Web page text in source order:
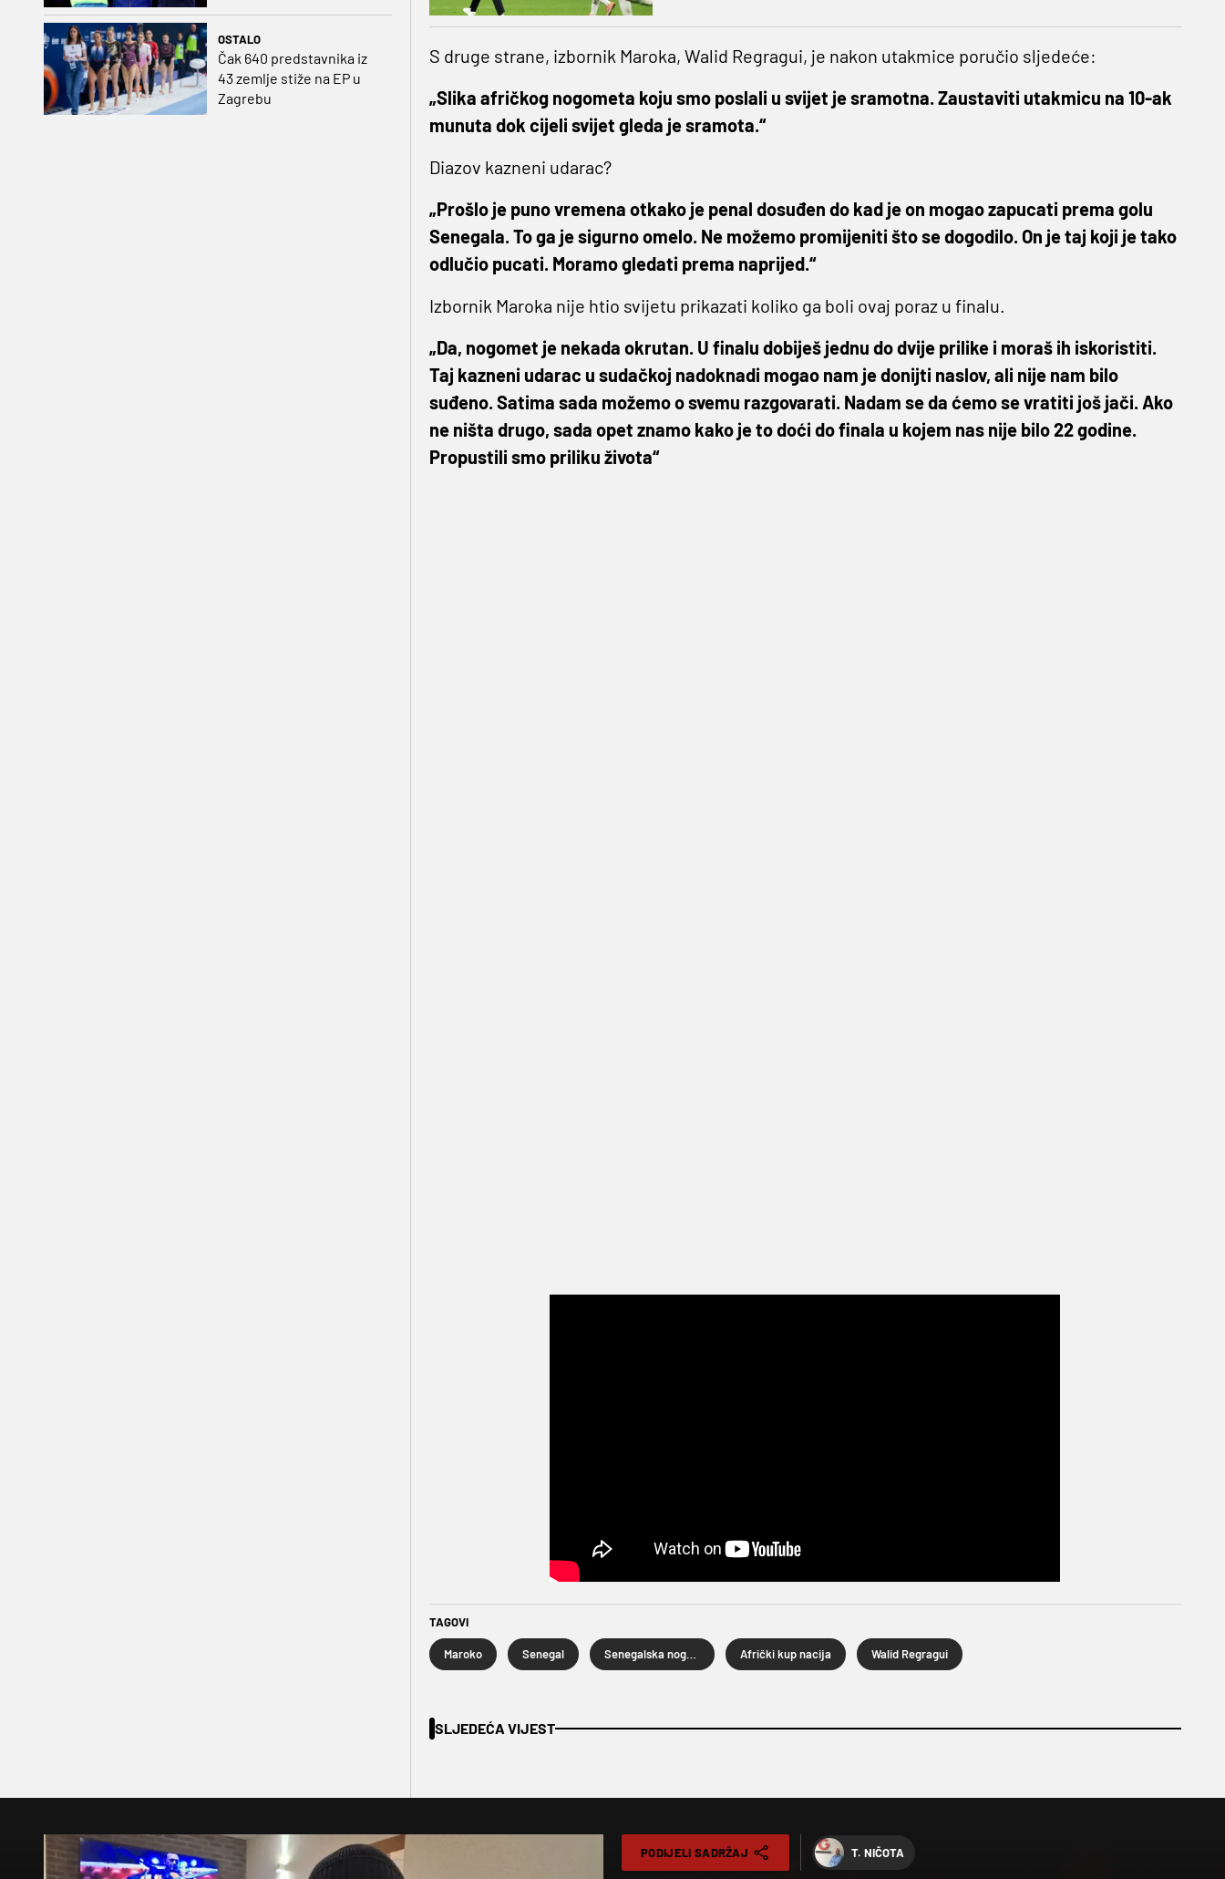
OSTALO
Čak 640 predstavnika iz
43 zemlje stiže na EP u
Zagrebu
S druge strane, izbornik Maroka, Walid Regragui, je nakon utakmice poručio sljedeće:
„Slika afričkog nogometa koju smo poslali u svijet je sramotna. Zaustaviti utakmicu na 10-ak
munuta dok cijeli svijet gleda je sramota.“
Diazov kazneni udarac?
„Prošlo je puno vremena otkako je penal dosuđen do kad je on mogao zapucati prema golu
Senegala. To ga je sigurno omelo. Ne možemo promijeniti što se dogodilo. On je taj koji je tako
odlučio pucati. Moramo gledati prema naprijed.“
Izbornik Maroka nije htio svijetu prikazati koliko ga boli ovaj poraz u finalu.
„Da, nogomet je nekada okrutan. U finalu dobiješ jednu do dvije prilike i moraš ih iskoristiti.
Taj kazneni udarac u sudačkoj nadoknadi mogao nam je donijti naslov, ali nije nam bilo
suđeno. Satima sada možemo o svemu razgovarati. Nadam se da ćemo se vratiti još jači. Ako
ne ništa drugo, sada opet znamo kako je to doći do finala u kojem nas nije bilo 22 godine.
Propustili smo priliku života“
TAGOVI
Maroko Senegal Senegalska nogometna reprezentacija Afrički kup nacija Walid Regragui
SLJEDEĆA VIJEST
PODIJELI SADRŽAJ T. NIČOTA